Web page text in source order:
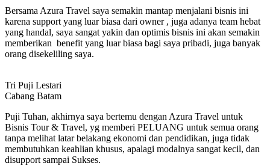
Bersama Azura Travel saya semakin mantap menjalani bisnis ini
karena support yang luar biasa dari owner , juga adanya team hebat
yang handal, saya sangat yakin dan optimis bisnis ini akan semakin
memberikan benefit yang luar biasa bagi saya pribadi, juga banyak
orang disekeliling saya.
Tri Puji Lestari
Cabang Batam
Puji Tuhan, akhirnya saya bertemu dengan Azura Travel untuk
Bisnis Tour & Travel, yg memberi PELUANG untuk semua orang
tanpa melihat latar belakang ekonomi dan pendidikan, juga tidak
membutuhkan keahlian khusus, apalagi modalnya sangat kecil, dan
disupport sampai Sukses.